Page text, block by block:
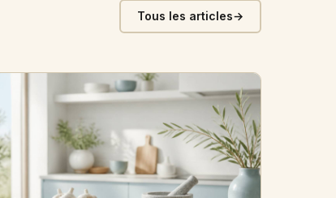
Tous les articles→